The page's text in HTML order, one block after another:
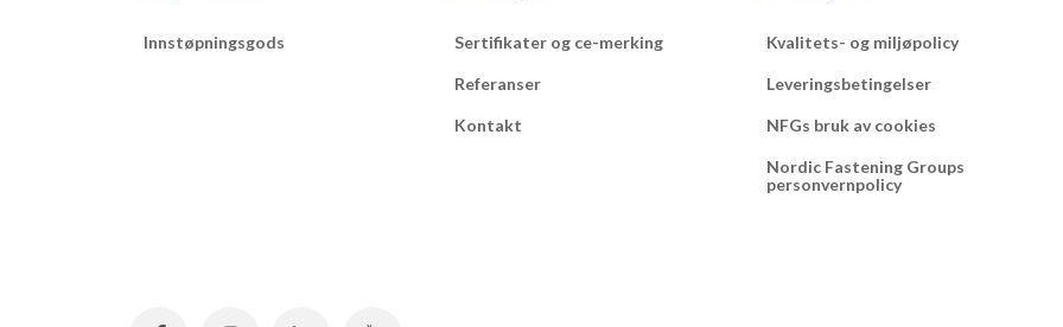
Innstøpningsgods Sertifikater og ce-merking
Referanser
Kontakt
Kvalitets- og miljøpolicy
Leveringsbetingelser
NFGs bruk av cookies
Nordic Fastening Groups
personvernpolicy